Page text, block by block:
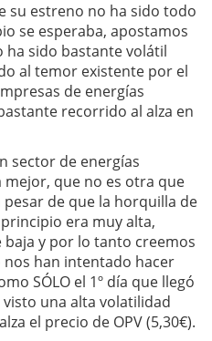
su estreno no ha sido todo
se esperaba, apostamos
ha sido bastante volátil
al temor existente por el
de energías
recorrido al alza en
sector de energías
mejor, que no es otra que
de que la horquilla de
era muy alta,
y por lo tanto creemos
han intentado hacer
SÓLO el 1º día que llegó
una alta volatilidad
el precio de OPV (5,30€).